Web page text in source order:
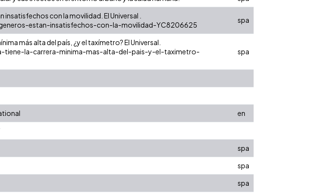
con la movilidad. El Universal .
estan-insatisfechos-con-la-movilidad-YC8206625
spa
más alta del país, ¿y el taxímetro? El Universal.
tiene-la-carrera-minima-mas-alta-del-pais-y-el-taximetro-
spa
en
spa
spa
spa